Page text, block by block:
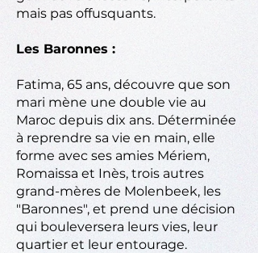
mais pas offusquants.
Les Baronnes :
Fatima, 65 ans, découvre que son
mari mène une double vie au
Maroc depuis dix ans. Déterminée
à reprendre sa vie en main, elle
forme avec ses amies Mériem,
Romaissa et Inès, trois autres
grand-mères de Molenbeek, les
"Baronnes", et prend une décision
qui bouleversera leurs vies, leur
quartier et leur entourage.